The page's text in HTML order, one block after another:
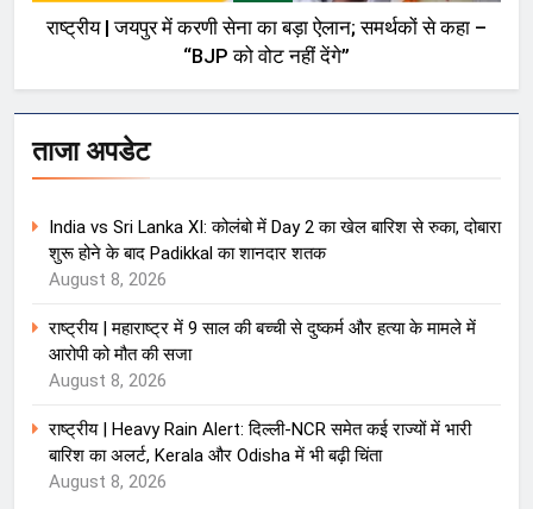
राष्ट्रीय | जयपुर में करणी सेना का बड़ा ऐलान; समर्थकों से कहा –
“BJP को वोट नहीं देंगे”
ताजा अपडेट
India vs Sri Lanka XI: कोलंबो में Day 2 का खेल बारिश से रुका, दोबारा
शुरू होने के बाद Padikkal का शानदार शतक
August 8, 2026
राष्ट्रीय | महाराष्ट्र में 9 साल की बच्ची से दुष्कर्म और हत्या के मामले में
आरोपी को मौत की सजा
August 8, 2026
राष्ट्रीय | Heavy Rain Alert: दिल्ली-NCR समेत कई राज्यों में भारी
बारिश का अलर्ट, Kerala और Odisha में भी बढ़ी चिंता
August 8, 2026